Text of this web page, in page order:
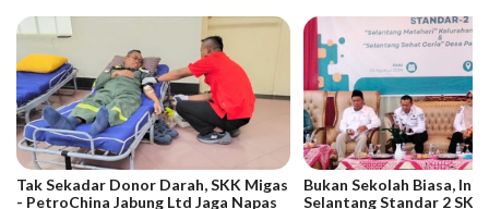
Tak Sekadar Donor Darah, SKK Migas
- PetroChina Jabung Ltd Jaga Napas
Bukan Sekolah Biasa, Ini
Selantang Standar 2 SKK